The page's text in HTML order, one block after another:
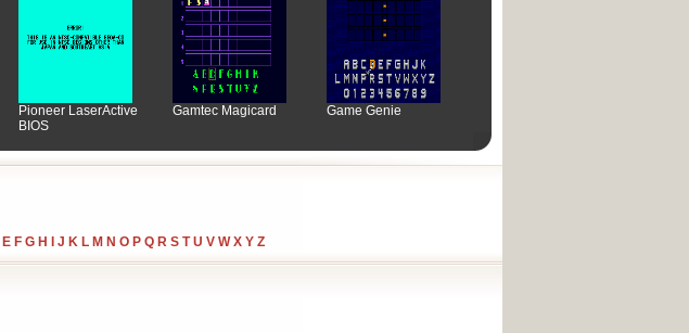
Pioneer LaserActive
BIOS
Gamtec Magicard Game Genie
E F G H J K L M N O P Q R S T U V W X Y Z